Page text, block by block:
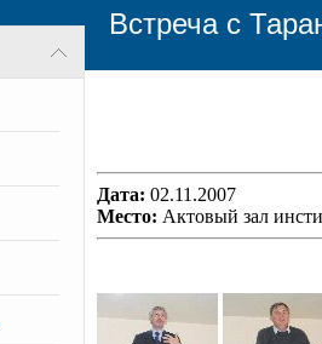
Встреча с
Дата: 02.11.2007
Место: Актовый зал